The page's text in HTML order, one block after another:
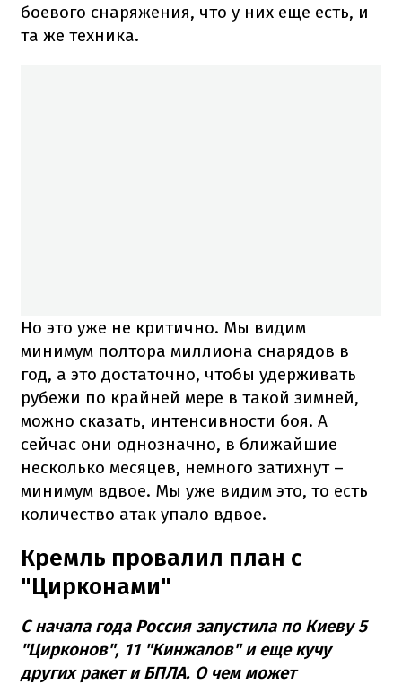
боевого снаряжения, что у них еще есть, и
та же техника.
Но это уже не критично. Мы видим
минимум полтора миллиона снарядов в
год, а это достаточно, чтобы удерживать
рубежи по крайней мере в такой зимней,
можно сказать, интенсивности боя. А
сейчас они однозначно, в ближайшие
несколько месяцев, немного затихнут –
минимум вдвое. Мы уже видим это, то есть
количество атак упало вдвое.
Кремль провалил план с
"Цирконами"
С начала года Россия запустила по Киеву 5
"Цирконов", 11 "Кинжалов" и еще кучу
других ракет и БПЛА. О чем может